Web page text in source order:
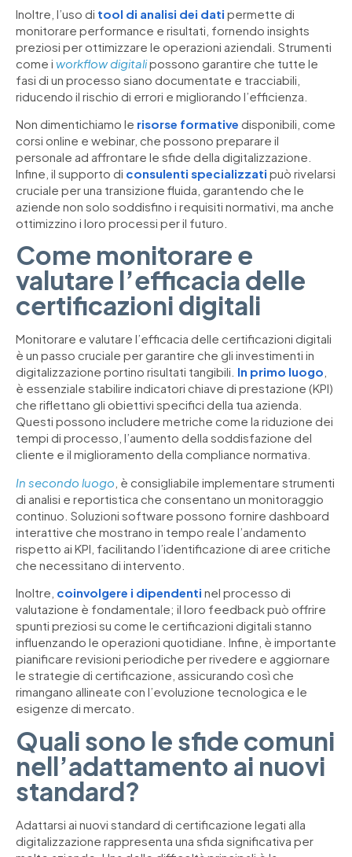
Inoltre, l’uso di tool di analisi dei dati permette di
monitorare performance e risultati, fornendo insights
preziosi per ottimizzare le operazioni aziendali. Strumenti
come i workflow digitalipossono garantire che tutte le
fasi di un processo siano documentate e tracciabili,
riducendo il rischio di errori e migliorando l’efficienza.
Non dimentichiamo le risorse formative disponibili, come
corsi online e webinar, che possono preparare il
personale ad affrontare le sfide della digitalizzazione.
Infine, il supporto di consulenti specializzati può rivelarsi
cruciale per una transizione fluida, garantendo che le
aziende non solo soddisfino i requisiti normativi, ma anche
ottimizzino i loro processi per il futuro.
Come monitorare e
valutare l’efficacia delle
certificazioni digitali
Monitorare e valutare l’efficacia delle certificazioni digitali
è un passo cruciale per garantire che gli investimenti in
digitalizzazione portino risultati tangibili. In primo luogo
è essenziale stabilire indicatori chiave di prestazione (KPI)
che riflettano gli obiettivi specifici della tua azienda.
Questi possono includere metriche come la riduzione dei
tempi di processo, l’aumento della soddisfazione del
cliente e il miglioramento della compliance normativa.
In secondo luogo , è consigliabile implementare strumenti
di analisi e reportistica che consentano un monitoraggio
continuo. Soluzioni software possono fornire dashboard
interattive che mostrano in tempo reale l’andamento
rispetto ai KPI, facilitando l’identificazione di aree critiche
che necessitano di intervento.
Inoltre, coinvolgere i dipendenti nel processo di
valutazione è fondamentale; il loro feedback può offrire
spunti preziosi su come le certificazioni digitali stanno
influenzando le operazioni quotidiane. Infine, è importante
pianificare revisioni periodiche per rivedere e aggiornare
le strategie di certificazione, assicurando così che
rimangano allineate con l’evoluzione tecnologica e le
esigenze di mercato.
Quali sono le sfide comuni
nell’adattamento ai nuovi
standard?
Adattarsi ai nuovi standard di certificazione legati alla
digitalizzazione rappresenta una sfida significativa per